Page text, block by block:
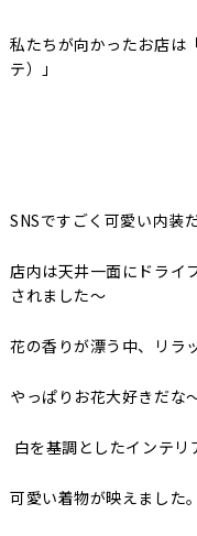
私たちが向かったお店
テ）」
SNSですごく可愛い内装
店内は天井一面にドライ
されました～
花の香りが漂う中、リラ
やっぱりお花大好きだな
白を基調としたインテリ
可愛い着物が映えました。